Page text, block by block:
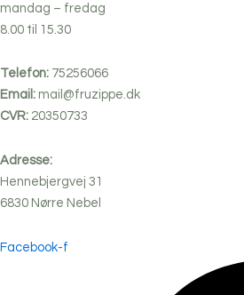
mandag – fredag
8.00 til 15.30
Telefon: 75256066
Email: mail@fruzippe.dk
CVR: 20350733
Adresse:
Hennebjergvej 31
6830 Nørre Nebel
Facebook-f